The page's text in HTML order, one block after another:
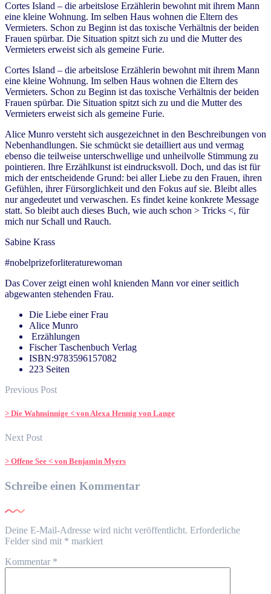
Cortes Island – die arbeitslose Erzählerin bewohnt mit ihrem Mann
eine kleine Wohnung. Im selben Haus wohnen die Eltern des
Vermieters. Schon zu Beginn ist das toxische Verhältnis der beiden
Frauen spürbar. Die Situation spitzt sich zu und die Mutter des
Vermieters erweist sich als gemeine Furie.
Cortes Island – die arbeitslose Erzählerin bewohnt mit ihrem Mann
eine kleine Wohnung. Im selben Haus wohnen die Eltern des
Vermieters. Schon zu Beginn ist das toxische Verhältnis der beiden
Frauen spürbar. Die Situation spitzt sich zu und die Mutter des
Vermieters erweist sich als gemeine Furie.
Alice Munro versteht sich ausgezeichnet in den Beschreibungen von
Nebenhandlungen. Sie schmückt sie detailliert aus und vermag
ebenso die teilweise unterschwellige und unheilvolle Stimmung zu
pointieren. Ihre Erzählkunst ist eindrucksvoll. Doch, und das ist für
mich der entscheidende Grund: bei aller Liebe zu den Frauen, ihren
Gefühlen, ihrer Fürsorglichkeit und den Fokus auf sie. Bleibt alles
nur angedeutet und verwaschen. Es findet keine konkrete Message
statt. So bleibt auch dieses Buch, wie auch schon > Tricks <, für
mich nur Schall und Rauch.
Sabine Krass
#nobelprizeforliteraturewoman
Das Cover zeigt einen wohl knienden Mann vor einer seitlich
abgewanten stehenden Frau.
Die Liebe einer Frau
Alice Munro
Erzählungen
Fischer Taschenbuch Verlag
ISBN:9783596157082
223 Seiten
Previous Post
> Die Wahnsinnige < von Alexa Hennig von Lange
Next Post
> Offene See < von Benjamin Myers
Schreibe einen Kommentar
Deine E-Mail-Adresse wird nicht veröffentlicht. Erforderliche
Felder sind mit * markiert
Kommentar *